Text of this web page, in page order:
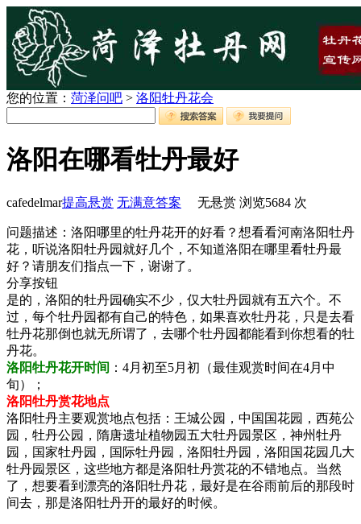
您的位置： 菏泽问吧 > 洛阳牡丹花会
洛阳在哪看牡丹最好
cafedelmar提高悬赏 无满意答案 无悬赏 浏览5684 次
问题描述：洛阳哪里的牡丹花开的好看？想看看河南洛阳牡丹
花，听说洛阳牡丹园就好几个，不知道洛阳在哪里看牡丹最
好？请朋友们指点一下，谢谢了。
分享按钮
是的，洛阳的牡丹园确实不少，仅大牡丹园就有五六个。不
过，每个牡丹园都有自己的特色，如果喜欢牡丹花，只是去看
牡丹花那倒也就无所谓了，去哪个牡丹园都能看到你想看的牡
丹花。
洛阳牡丹花开时间 ：4月初至5月初（最佳观赏时间在4月中
旬）；
洛阳牡丹赏花地点
洛阳牡丹主要观赏地点包括：王城公园，中国国花园，西苑公
园，牡丹公园，隋唐遗址植物园五大牡丹园景区，神州牡丹
园，国家牡丹园，国际牡丹园，洛阳牡丹园，洛阳国花园几大
牡丹园景区，这些地方都是洛阳牡丹赏花的不错地点。当然
了，想要看到漂亮的洛阳牡丹花，最好是在谷雨前后的那段时
间去，那是洛阳牡丹开的最好的时候。